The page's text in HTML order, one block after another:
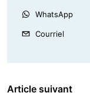
WhatsApp
Courriel
Article suivant